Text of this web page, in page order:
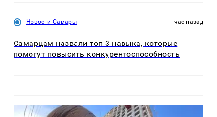
Новости Самары час назад
Самарцам назвали топ-3 навыка, которые
помогут повысить конкурентоспособность